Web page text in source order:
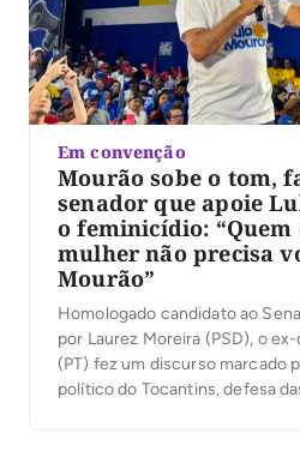
Em convenção
Mourão sobe o tom,
senador que apoie
o feminicídio:
mulher não precisa
Mourão”
Homologado candidato ao
por Laurez Moreira (PSD), o
(PT) fez um discurso marcado
político do Tocantins, defesa